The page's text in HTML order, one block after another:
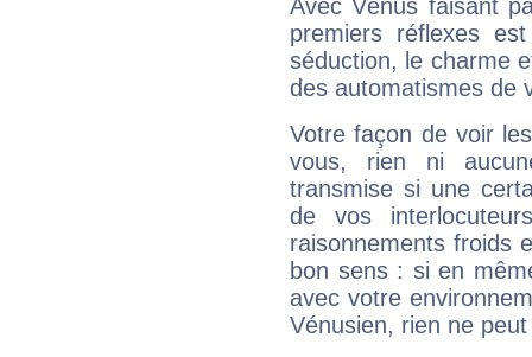
Avec Vénus faisant
premiers réflexes
séduction, le charme
des automatismes de
Votre façon de voir
vous, rien ni
transmise si une
de vos
raisonnements froids
bon sens : si en
avec votre
Vénusien, rien ne